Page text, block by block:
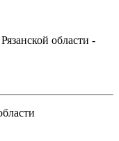
области -